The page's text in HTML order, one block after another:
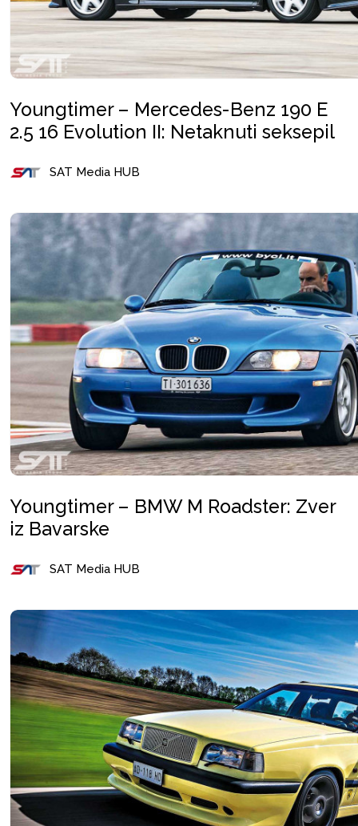
Youngtimer – Mercedes-Benz 190 E
2.5 16 Evolution II: Netaknuti seksepil
SAT Media HUB
Youngtimer – BMW M Roadster: Zver
iz Bavarske
SAT Media HUB